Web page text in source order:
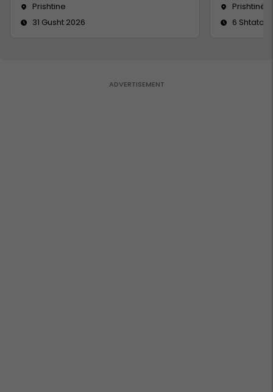
Prishtine
31 Gusht 2026
Prishtinë
6 Shtator